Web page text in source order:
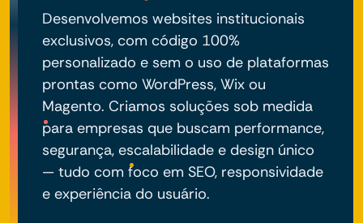
Desenvolvemos websites institucionais
exclusivos, com código 100%
personalizado e sem o uso de plataformas
prontas como WordPress, Wix ou
Magento. Criamos soluções sob medida
para empresas que buscam performance,
segurança, escalabilidade e design único
— tudo com foco em SEO, responsividade
e experiência do usuário.